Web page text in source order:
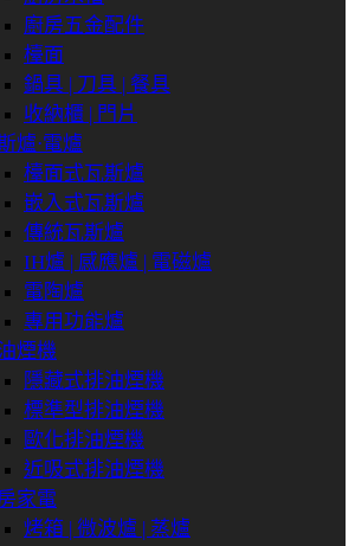
廚房五金配件
檯面
鍋具 | 刀具 | 餐具
收納櫃 | 門片
爐⋅電爐
檯面式瓦斯爐
嵌入式瓦斯爐
傳統瓦斯爐
IH爐 | 感應爐 | 電磁爐
電陶爐
專用功能爐
煙機
隱藏式排油煙機
標準型排油煙機
歐化排油煙機
近吸式排油煙機
家電
烤箱 | 微波爐 | 蒸爐